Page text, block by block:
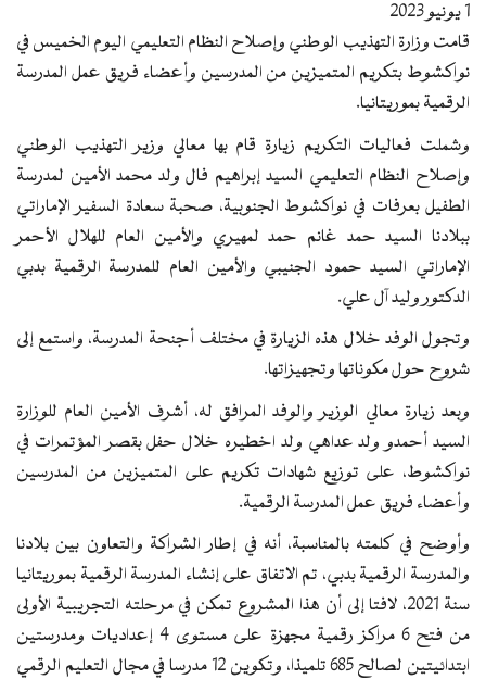
1 يونيو 2023
قامت وزارة التهذيب الوطني وإصلاح النظام التعليمي اليوم الخميس في
نواكشوط بتكريم المتميزين من المدرسين وأعضاء فريق عمل المدرسة
الرقمية بموريتانيا.
وشملت فعاليات التكريم زيارة قام بها معالي وزير التهذيب الوطني
وإصلاح النظام التعليمي السيد إبراهيم فال ولد محمد الأمين لمدرسة
الطفيل بعرفات في نواكشوط الجنوبية، صحبة سعادة السفير الإماراتي
ببلادنا السيد حمد غانم حمد لمهيري والأمين العام للهلال الأحمر
الإماراتي السيد حمود الجنيبي والأمين العام للمدرسة الرقمية بدبي
الدكتور وليد آل علي.
وتجول الوفد خلال هذه الزيارة في مختلف أجنحة المدرسة، واستمع إلى
شروح حول مكوناتها وتجهيزاتها.
وبعد زيارة معالي الوزير والوفد المرافق له، أشرف الأمين العام للوزارة
السيد أحمدو ولد عداهي ولد اخطيره خلال حفل بقصر المؤتمرات في
نواكشوط، على توزيع شهادات تكريم على المتميزين من المدرسين
وأعضاء فريق عمل المدرسة الرقمية.
وأوضح في كلمته بالمناسبة، أنه في إطار الشراكة والتعاون بين بلادنا
والمدرسة الرقمية بدبي، تم الاتفاق على إنشاء المدرسة الرقمية بموريتانيا
سنة 2021، لافتا إلى أن هذا المشروع تمكن في مرحلته التجريبية الأولى
من فتح 6 مراكز رقمية مجهزة على مستوى 4 إعداديات ومدرستين
ابتدائيتين لصالح 685 تلميذا، وتكوين 12 مدرسا في مجال التعليم الرقمي